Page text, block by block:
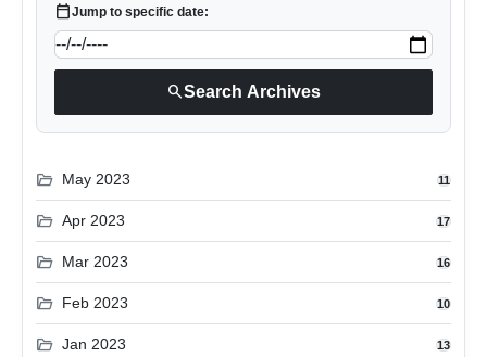
calendar_todayJump to specific date:
searchSearch Archives
folder_open May 2023 11
folder_open Apr 2023 17
folder_open Mar 2023 16
folder_open Feb 2023 10
folder_open Jan 2023 13